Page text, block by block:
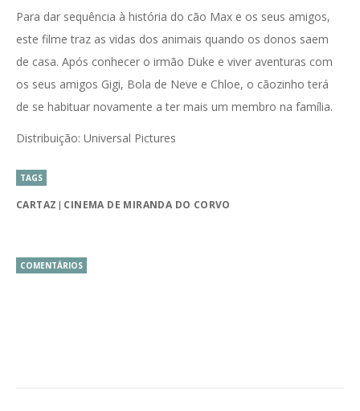
Para dar sequência à história do cão Max e os seus amigos,
este filme traz as vidas dos animais quando os donos saem
de casa. Após conhecer o irmão Duke e viver aventuras com
os seus amigos Gigi, Bola de Neve e Chloe, o cãozinho terá
de se habituar novamente a ter mais um membro na família.
Distribuição: Universal Pictures
TAGS
CARTAZ CINEMA DE MIRANDA DO CORVO
COMENTÁRIOS